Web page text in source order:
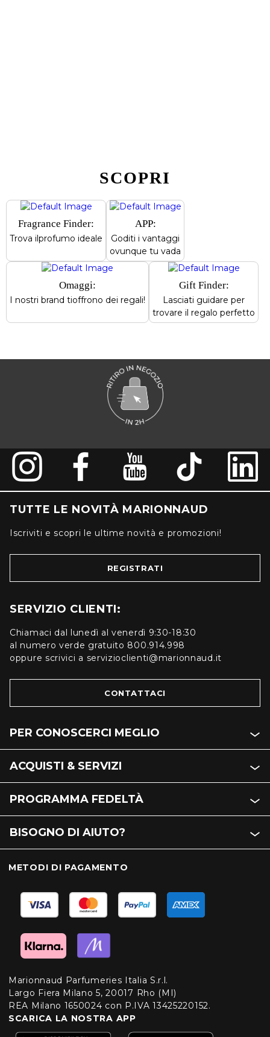
SCOPRI
Fragrance Finder:
Trova ilprofumo ideale
APP:
Goditi i vantaggi
ovunque tu vada
Omaggi:
I nostri brand tioffrono dei regali!
Gift Finder:
Lasciati guidare per
trovare il regalo perfetto
TUTTE LE NOVITÀ MARIONNAUD
Iscriviti e scopri le ultime novità e promozioni!
REGISTRATI
SERVIZIO CLIENTI:
Chiamaci dal lunedì al venerdì 9:30-18:30
al numero verde gratuito 800.914.998
oppure scrivici a servizioclienti@marionnaud.it
CONTATTACI
PER CONOSCERCI MEGLIO
ACQUISTI & SERVIZI
PROGRAMMA FEDELTÀ
BISOGNO DI AIUTO?
METODI DI PAGAMENTO
Marionnaud Parfumeries Italia S.r.l.
Largo Fiera Milano 5, 20017 Rho (MI)
REA Milano 1650024 con P.IVA 13425220152.
SCARICA LA NOSTRA APP